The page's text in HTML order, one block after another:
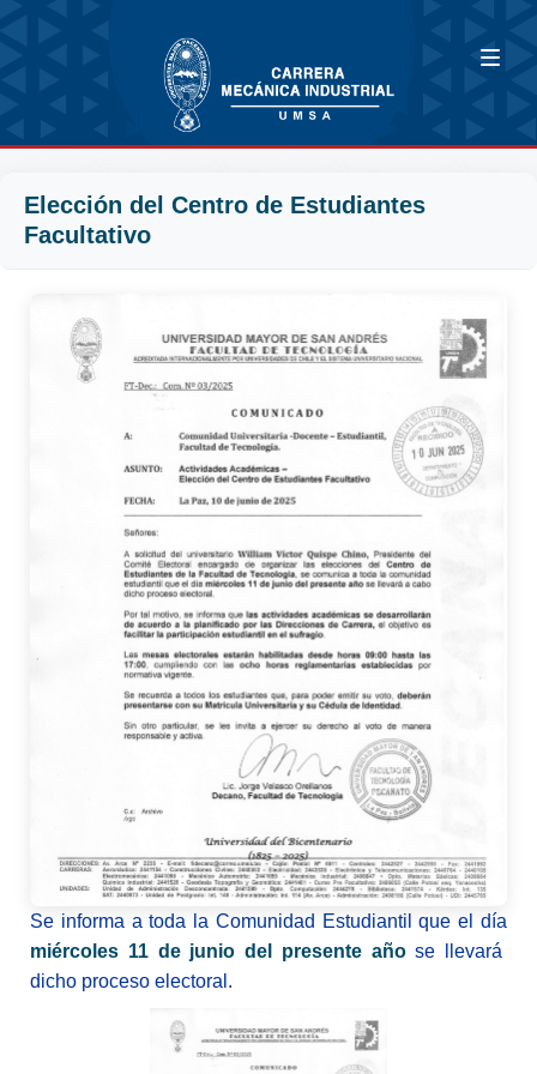
Elección del Centro de Estudiantes
Facultativo
Se informa a toda la Comunidad Estudiantil que el día
miércoles 11 de junio del presente añose llevará
dicho proceso electoral.